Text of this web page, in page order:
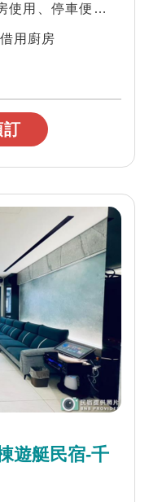
用、停車便利安
。市區各景...
借用廚房
訂
遊艇民宿-千